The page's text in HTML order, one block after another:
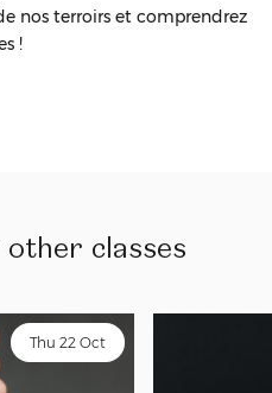
nos terroirs et comprendrez
!
classes
Thu 22 Oct